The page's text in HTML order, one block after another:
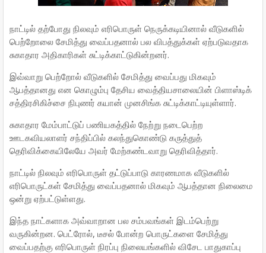
நாட்டில் தற்போது நிலவும் எரிபொருள் நெருக்கடியினால் வீடுகளில்
பெற்றோலை சேமித்து வைப்பதனால் பல விபத்துக்கள் ஏற்படுவதாக
சுகாதார அதிகாரிகள் சுட்டிக்காட்டுகின்றனர்.
இவ்வாறு பெற்றோல் வீடுகளில் சேமித்து வைப்பது மிகவும்
ஆபத்தானது என கொழும்பு தேசிய வைத்தியசாலையின் பிளாஸ்டிக்
சத்திரசிகிச்சை நிபுணர் கயான் முனசிங்க சுட்டிக்காட்டியுள்ளார்.
சுகாதார மேம்பாட்டுப் பணியகத்தில் நேற்று நடைபெற்ற
ஊடகவியலாளர் சந்திப்பில் கலந்துகொண்டு கருத்துத்
தெரிவிக்கையிலேயே அவர் மேற்கண்டவாறு தெரிவித்தார்.
நாட்டில் நிலவும் எரிபொருள் தட்டுப்பாடு காரணமாக வீடுகளில்
எரிபொருட்கள் சேமித்து வைப்பதனால் மிகவும் ஆபத்தான நிலைமை
ஒன்று ஏற்பட்டுள்ளது.
இந்த நாட்களாக அவ்வாறான பல சம்பவங்கள் இடம்பெற்று
வருகின்றன. பெட்ரோல், டீசல் போன்ற பொருட்களை சேமித்து
வைப்பதற்கு எரிபொருள் நிரப்பு நிலையங்களில் விசேட பாதுகாப்பு